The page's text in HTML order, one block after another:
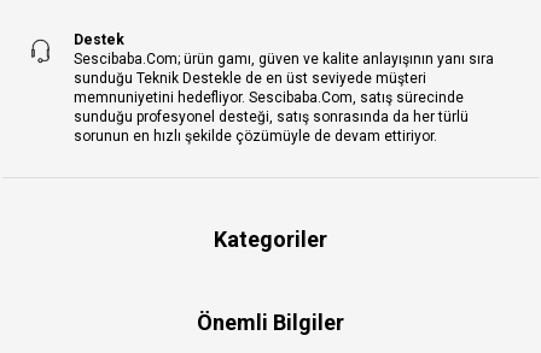
Destek
Sescibaba.Com; ürün gamı, güven ve kalite anlayışının yanı sıra
sunduğu Teknik Destekle de en üst seviyede müşteri
memnuniyetini hedefliyor. Sescibaba.Com, satış sürecinde
sunduğu profesyonel desteği, satış sonrasında da her türlü
sorunun en hızlı şekilde çözümüyle de devam ettiriyor.
Kategoriler
Önemli Bilgiler